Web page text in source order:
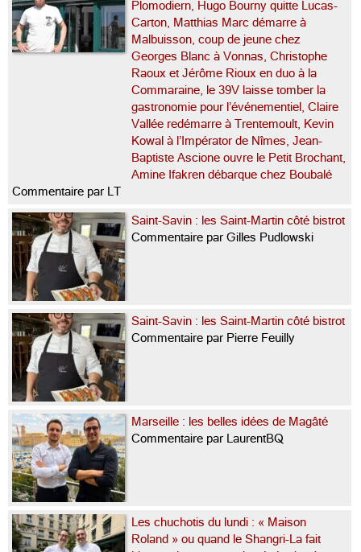
Plomodiern, Hugo Bourny quitte Lucas-
Carton, Matthias Marc démarre à
Malbuisson, coup de jeune chez
Georges Blanc à Vonnas, Christophe
Raoux et Jérôme Rioux en duo à la
Commaraine, le 39V laisse tomber la
gastronomie pour l’événementiel, Claire
Vallée redémarre à Trentemoult, Kevin
Kowal à l’Impérator de Nîmes, Jean-
Baptiste Ascione ouvre le Petit Brochant,
Amine Ifakren débarque chez Boubalé
Commentaire par LT
Saint-Savin : les Saint-Martin côté bistrot
Commentaire par Gilles Pudlowski
Saint-Savin : les Saint-Martin côté bistrot
Commentaire par Pierre Feuilly
Marseille : les belles idées de Magâté
Commentaire par LaurentBQ
Les chuchotis du lundi : « Maison
Roland » ou quand le Shangri-La fait